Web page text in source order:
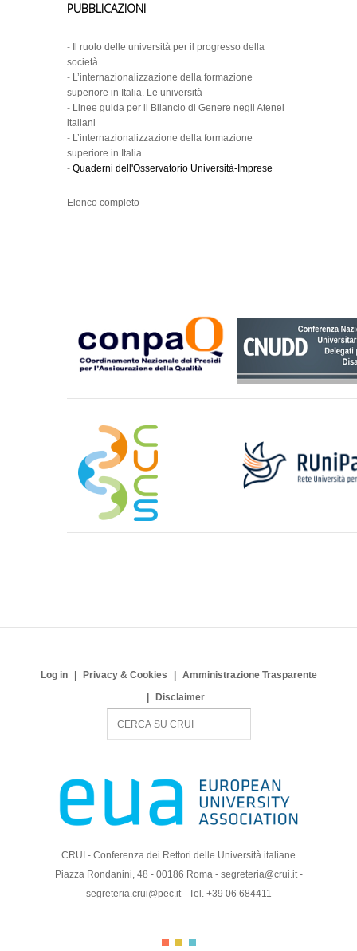
PUBBLICAZIONI
-
Il ruolo delle università per il progresso della
società
- L’internazionalizzazione della formazione
superiore in Italia. Le università
- Linee guida per il Bilancio di Genere negli Atenei
italiani
- L’internazionalizzazione della formazione
superiore in Italia.
- Quaderni dell'Osservatorio Università-Imprese
Elenco completo
Log in Privacy & Cookies
Amministrazione Trasparente
Disclaimer
c
CRUI - Conferenza dei Rettori delle Università italiane
Piazza Rondanini, 48 - 00186 Roma - segreteria@crui.it -
segreteria.crui@pec.it - Tel. +39 06 684411